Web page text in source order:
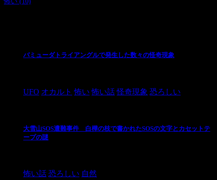
バミューダトライアングルで発生した数々の怪奇現象
UFO オカルト 怖い 怖い話 怪奇現象 恐ろしい
大雪山SOS遭難事件 白樺の枝で書かれたSOSの文字とカセットテ
ープの謎
怖い話 恐ろしい 自然